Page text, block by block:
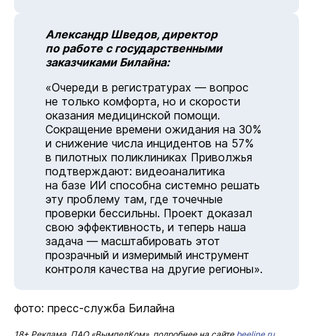
Александр Шведов, директор
по работе с государственными
заказчиками Билайна:
«Очереди в регистратурах — вопрос
не только комфорта, но и скорости
оказания медицинской помощи.
Сокращение времени ожидания на 30%
и снижение числа инцидентов на 57%
в пилотных поликлиниках Приволжья
подтверждают: видеоаналитика
на базе ИИ способна системно решать
эту проблему там, где точечные
проверки бессильны. Проект доказал
свою эффективность, и теперь наша
задача — масштабировать этот
прозрачный и измеримый инструмент
контроля качества на другие регионы».
фото: пресс-служба Билайна